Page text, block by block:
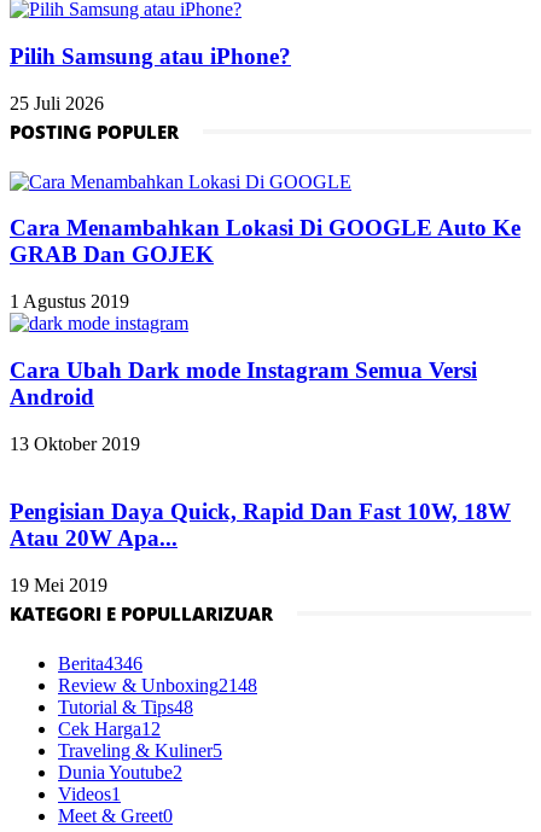
Pilih Samsung atau iPhone?
25 Juli 2026
POSTING POPULER
Cara Menambahkan Lokasi Di GOOGLE Auto Ke
GRAB Dan GOJEK
1 Agustus 2019
Cara Ubah Dark mode Instagram Semua Versi
Android
13 Oktober 2019
Pengisian Daya Quick, Rapid Dan Fast 10W, 18W
Atau 20W Apa...
19 Mei 2019
KATEGORI E POPULLARIZUAR
Berita4346
Review & Unboxing2148
Tutorial & Tips48
Cek Harga12
Traveling & Kuliner5
Dunia Youtube2
Videos1
Meet & Greet0